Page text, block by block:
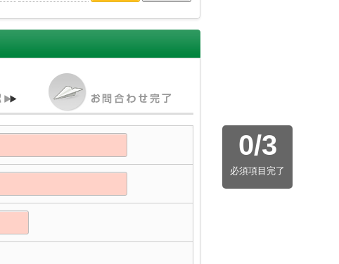
0/3
必須項目完了